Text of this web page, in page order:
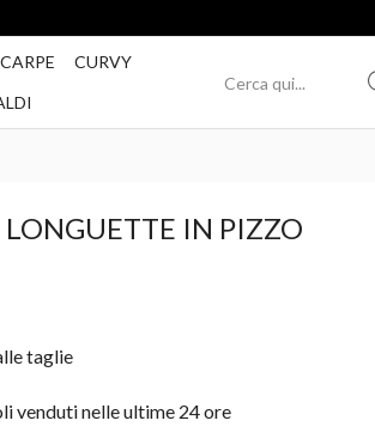
CURVY
IN PIZZO
taglie
venduti nelle ultime 24 ore